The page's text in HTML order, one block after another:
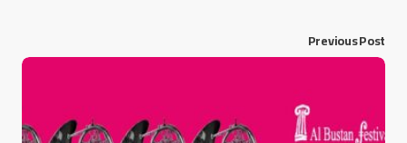
Previous Post